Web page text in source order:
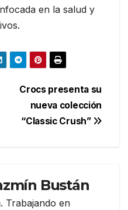
en la salud y
Crocs presenta su
nueva colección
“Classic Crush”
Bustán
Trabajando en